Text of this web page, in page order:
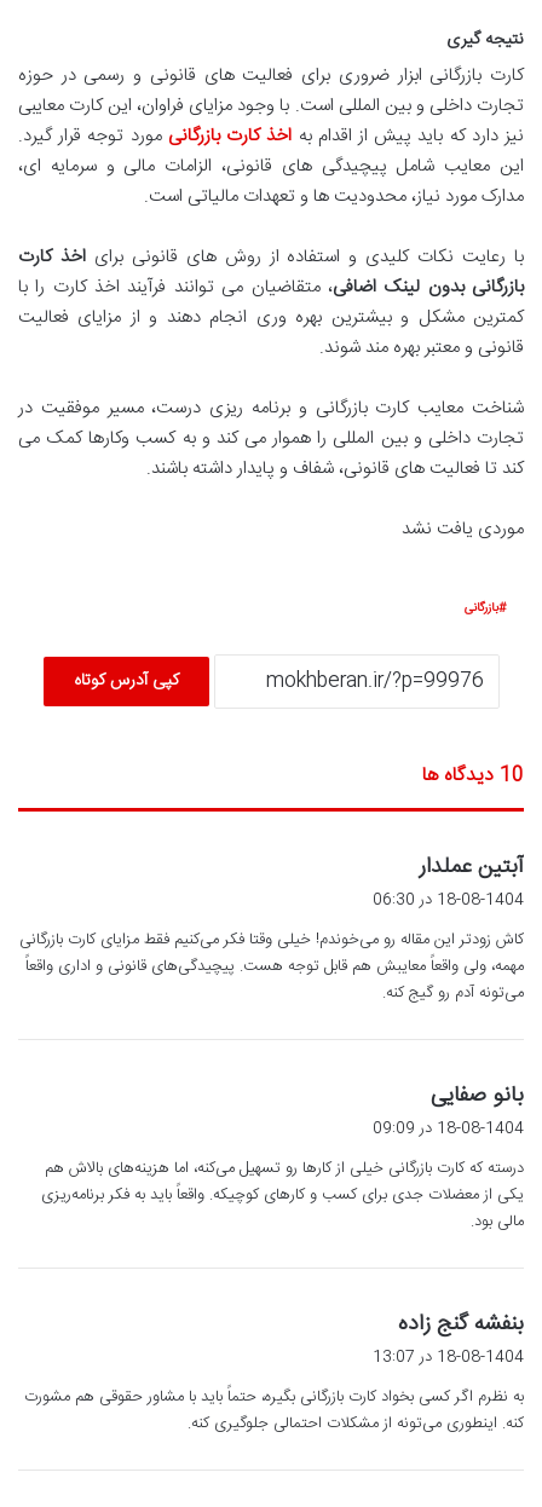
نتیجه گیری
کارت بازرگانی ابزار ضروری برای فعالیت های قانونی و رسمی در حوزه
تجارت داخلی و بین المللی است. با وجود مزایای فراوان، این کارت معایبی
نیز دارد که باید پیش از اقدام به اخذ کارت بازرگانی مورد توجه قرار گیرد.
این معایب شامل پیچیدگی های قانونی، الزامات مالی و سرمایه ای،
مدارک مورد نیاز، محدودیت ها و تعهدات مالیاتی است.
با رعایت نکات کلیدی و استفاده از روش های قانونی برایاخذ کارت
بازرگانی بدون لینک اضافی، متقاضیان می توانند فرآیند اخذ کارت را با
کمترین مشکل و بیشترین بهره وری انجام دهند و از مزایای فعالیت
قانونی و معتبر بهره مند شوند.
شناخت معایب کارت بازرگانی و برنامه ریزی درست، مسیر موفقیت در
تجارت داخلی و بین المللی را هموار می کند و به کسب وکارها کمک می
کند تا فعالیت های قانونی، شفاف و پایدار داشته باشند.
موردی یافت نشد
بازرگانی
کپی آدرس کوتاه
‫10 دیدگاه ها
آبتین عملدار
ف
:
18-08-1404 در 06:30
کاش زودتر این مقاله رو می‌خوندم! خیلی وقتا فکر می‌کنیم فقط مزایای کارت بازرگانی
مهمه، ولی واقعاً معایبش هم قابل توجه هست. پیچیدگی‌های قانونی و اداری واقعاً
می‌تونه آدم رو گیج کنه.
بانو صفایی
ت
:
18-08-1404 در 09:09
درسته که کارت بازرگانی خیلی از کارها رو تسهیل می‌کنه، اما هزینه‌های بالاش هم
یکی از معضلات جدی برای کسب و کارهای کوچیکه. واقعاً باید به فکر برنامه‌ریزی
مالی بود.
بنفشه گنج زاده
ف
:
18-08-1404 در 13:07
به نظرم اگر کسی بخواد کارت بازرگانی بگیره، حتماً باید با مشاور حقوقی هم مشورت
کنه. اینطوری می‌تونه از مشکلات احتمالی جلوگیری کنه.